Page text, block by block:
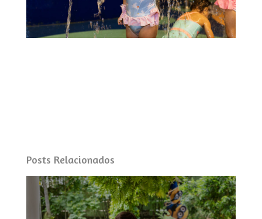
Posts Relacionados